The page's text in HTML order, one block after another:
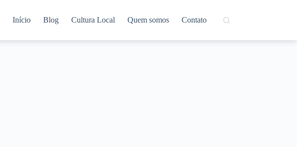
Início Blog Cultura Local Quem somos Contato